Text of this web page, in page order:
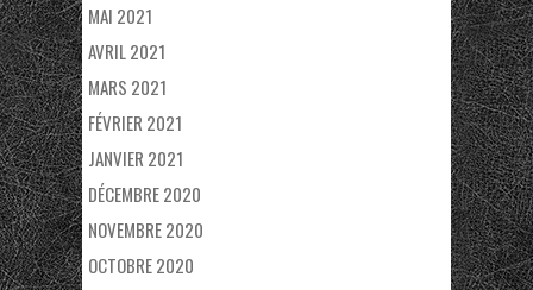
MAI 2021
AVRIL 2021
MARS 2021
FÉVRIER 2021
JANVIER 2021
DÉCEMBRE 2020
NOVEMBRE 2020
OCTOBRE 2020